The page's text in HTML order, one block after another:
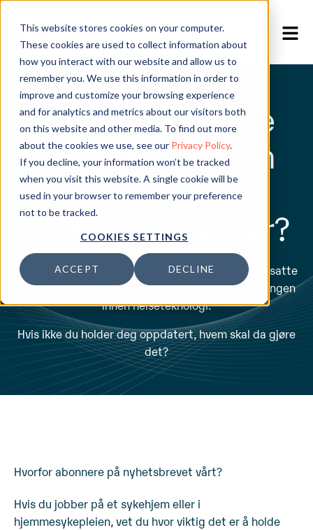
This website stores cookies on your computer.
These cookies are used to collect information about
how you interact with our website and allow us to
remember you. We use this information in order to
improve and customize your browsing experience
and for analytics and metrics about our visitors both
on this website and other media. To find out more
about the cookies we use, see our Privacy Policy.
If you decline, your information won’t be tracked
when you visit this website. A single cookie will be
used in your browser to remember your preference
not to be tracked.
COOKIES SETTINGS
ACCEPT DECLINE
EN /
Hva er de nyeste
problemene som
påvirker
omsorgspersoner?
Hold deg oppdatert om de utfordringene dine ansatte
og kolleger står overfor, og om den nyeste utviklingen
innen helseteknologi.
Hvis ikke du holder deg oppdatert, hvem skal da gjøre
det?
Hvorfor abonnere på nyhetsbrevet vårt?
Hvis du jobber på et sykehjem eller i
hjemmesykepleien, vet du hvor viktig det er å holde